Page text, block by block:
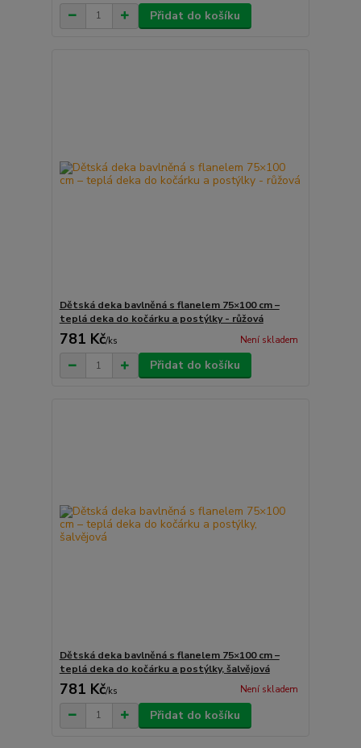
Přidat do košíku
Dětská deka bavlněná s flanelem 75×100 cm –
teplá deka do kočárku a postýlky - růžová
781 Kč/ks Není skladem
Přidat do košíku
Dětská deka bavlněná s flanelem 75×100 cm –
teplá deka do kočárku a postýlky, šalvějová
781 Kč/ks Není skladem
Přidat do košíku